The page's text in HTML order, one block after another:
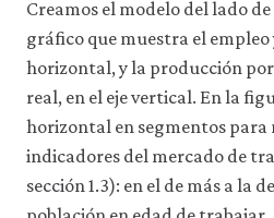
Creamos el modelo del lado
gráfico que muestra el empleo
horizontal, y la producción
real, en el eje vertical. En la
horizontal en segmentos
indicadores del mercado de
sección 1.3): en el de más a la